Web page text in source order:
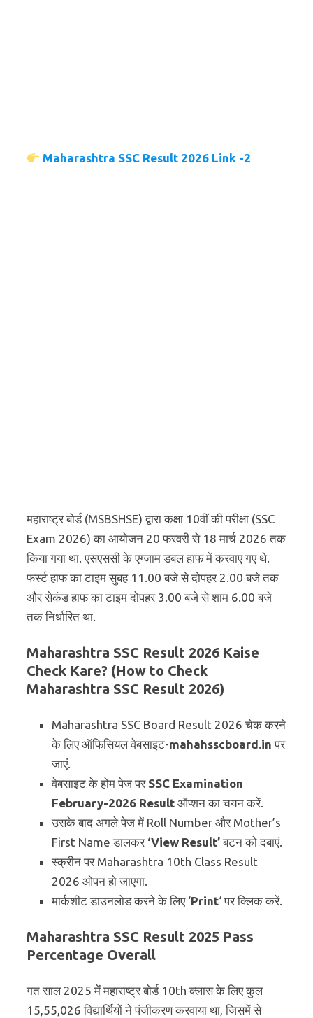
Maharashtra SSC Result 2026 Link -2
महाराष्ट्र बोर्ड (MSBSHSE) द्वारा कक्षा 10वीं की परीक्षा (SSC
Exam 2026) का आयोजन 20 फरवरी से 18 मार्च 2026 तक
किया गया था. एसएससी के एग्जाम डबल हाफ में करवाए गए थे.
फर्स्ट हाफ का टाइम सुबह 11.00 बजे से दोपहर 2.00 बजे तक
और सेकंड हाफ का टाइम दोपहर 3.00 बजे से शाम 6.00 बजे
तक निर्धारित था.
Maharashtra SSC Result 2026 Kaise
Check Kare? (How to Check
Maharashtra SSC Result 2026)
Maharashtra SSC Board Result 2026 चेक करने
के लिए ऑफिसियल वेबसाइट-mahahsscboard.in पर
जाएं.
वेबसाइट के होम पेज पर SSC Examination
February-2026 Result ऑप्शन का चयन करें.
उसके बाद अगले पेज में Roll Number और Mother’s
First Name डालकर ‘View Result’बटन को दबाएं.
स्क्रीन पर Maharashtra 10th Class Result
2026 ओपन हो जाएगा.
मार्कशीट डाउनलोड करने के लिए ‘Print‘ पर क्लिक करें.
Maharashtra SSC Result 2025 Pass
Percentage Overall
गत साल 2025 में महाराष्ट्र बोर्ड 10th क्लास के लिए कुल
15,55,026 विद्यार्थियों ने पंजीकरण करवाया था, जिसमें से